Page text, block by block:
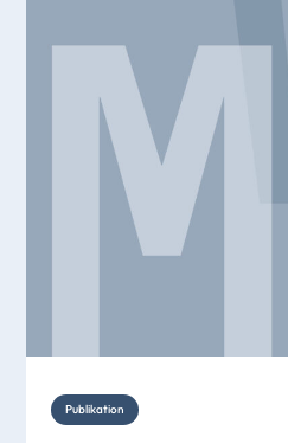
Publikation